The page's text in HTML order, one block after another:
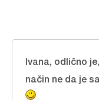
Ivana, odlično
način ne da je